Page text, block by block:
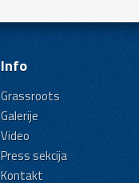
Info
Grassroots
Galerije
Video
Press sekcija
Kontakt